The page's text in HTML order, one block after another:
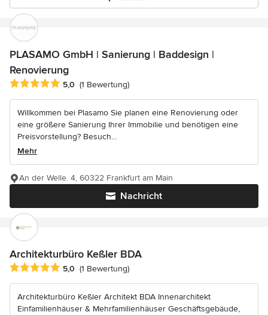
PLASAMO GmbH | Sanierung | Baddesign |
Renovierung
Durchschnittliche Bewertung: 5 von 5 Sternen
5,0 (1 Bewertung)
Willkommen bei Plasamo Sie planen eine Renovierung oder
eine größere Sanierung Ihrer Immobilie und benötigen eine
Preisvorstellung? Besuch...
Mehr
Nachricht
An der Welle. 4, 60322 Frankfurt am Main
Architekturbüro Keßler BDA
Durchschnittliche Bewertung: 5 von 5 Sternen
5,0 (1 Bewertung)
Architekturbüro Keßler Architekt BDA Innenarchitekt
Einfamilienhäuser & Mehrfamilienhäuser Geschäftsgebäude,